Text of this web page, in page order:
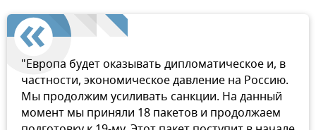
"Европа будет оказывать дипломатическое и, в
частности, экономическое давление на Россию.
Мы продолжим усиливать санкции. На данный
момент мы приняли 18 пакетов и продолжаем